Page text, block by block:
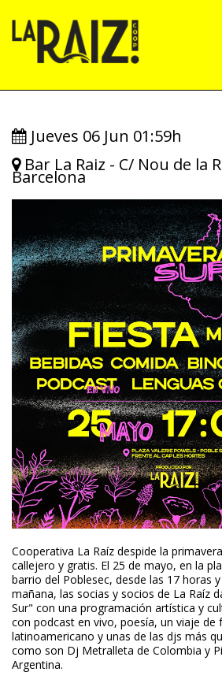
contenido
principal
Jueves 06 Jun 01:59h
Bar La Raiz - C/ Nou de la
Barcelona
Cooperativa La Raíz despide la
callejero y gratis. El 25 de mayo, en la
barrio del Poblesec, desde las 17 horas
mañana, las socias y socios de La Raíz
Sur" con una programación artística y
con podcast en vivo, poesía, un viaje de
latinoamericano y unas de las djs más
como son Dj Metralleta de Colombia y
Argentina.